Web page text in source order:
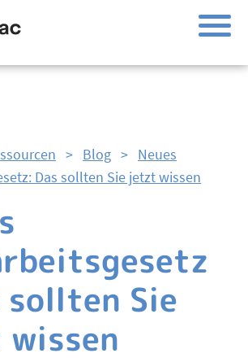
> Blog > Neues
Das sollten Sie jetzt wissen
sollten Sie